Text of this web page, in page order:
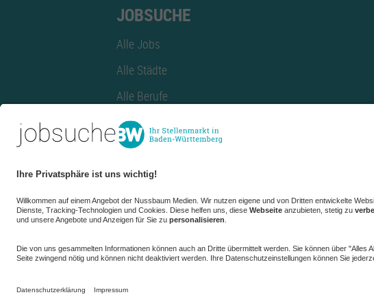
JOBSUCHE
Alle Jobs
Alle Städte
Alle Berufe
Alle Berufe nach Stadt
Alle Tätigkeitsbereiche
Alle Tätigkeitsbereiche nach Stadt
azubiBW.de
Minijobs
Firmenprofil